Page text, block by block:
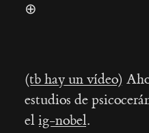
⊕
(tb hay un vídeo)
estudios de
el ig-nobel.